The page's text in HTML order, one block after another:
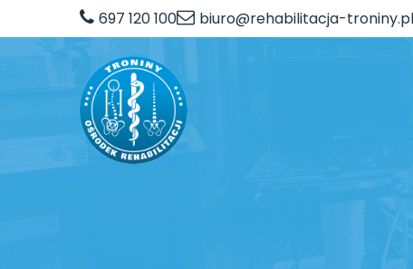
697 120 100 biuro@rehabilitacja-troniny.pl